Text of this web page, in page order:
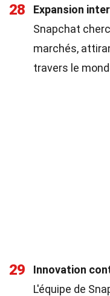
28
Expansion
Snapchat
marchés,
travers le
29
Innovation
L'équipe de